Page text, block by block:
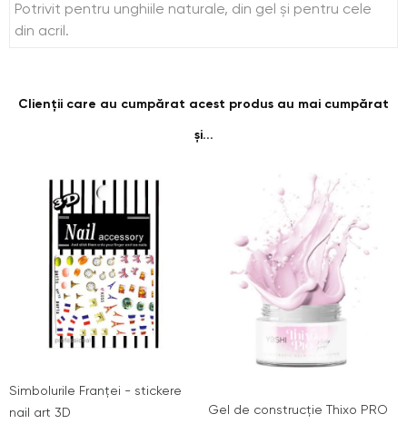
Potrivit pentru unghiile naturale, din gel şi pentru cele
din acril.
Clienții care au cumpărat acest produs au mai cumpărat
și...
Simbolurile Franței - stickere
nail art 3D
Gel de construcție Thixo PRO